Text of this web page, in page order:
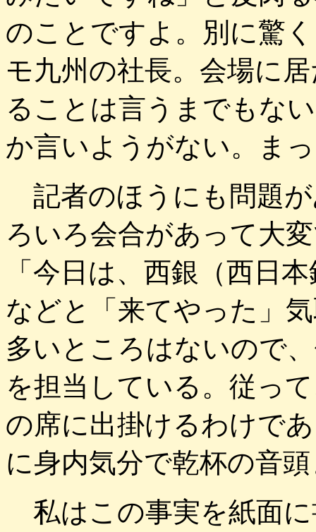
のことですよ。別に驚
モ九州の社長。会場に
ることは言うまでもな
か言いようがない。ま
記者のほうにも問題
ろいろ会合があって大
「今日は、西銀（西日
などと「来てやった」
多いところはないので
を担当している。従っ
の席に出掛けるわけで
に身内気分で乾杯の音
私はこの事実を紙面